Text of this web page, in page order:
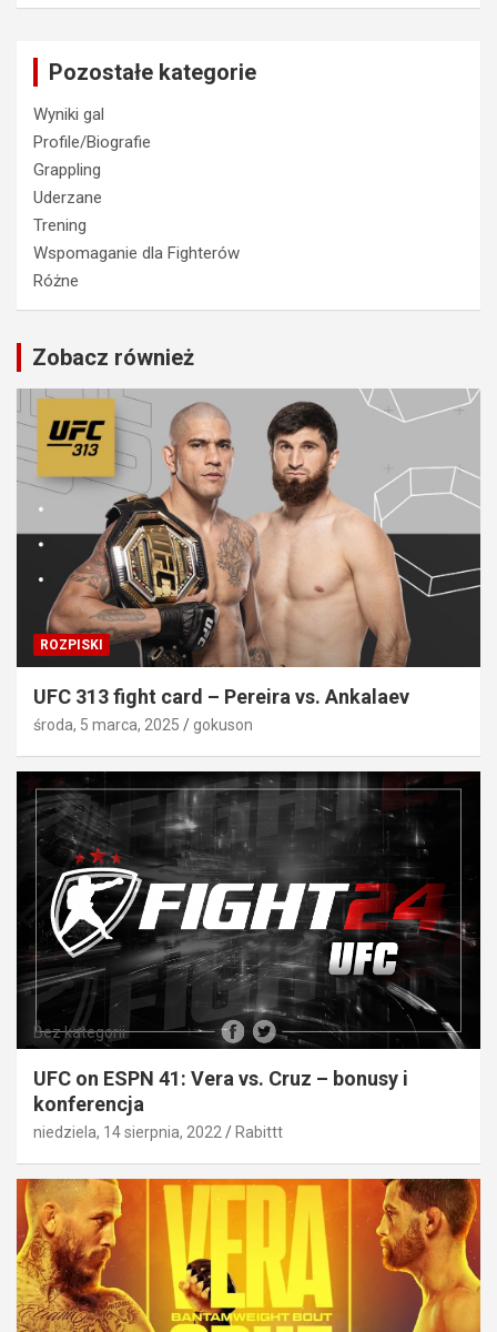
Pozostałe kategorie
Wyniki gal
Profile/Biografie
Grappling
Uderzane
Trening
Wspomaganie dla Fighterów
Różne
Zobacz również
ROZPISKI
UFC 313 fight card – Pereira vs. Ankalaev
środa, 5 marca, 2025 gokuson
Bez kategorii
UFC on ESPN 41: Vera vs. Cruz – bonusy i
konferencja
niedziela, 14 sierpnia, 2022 Rabittt